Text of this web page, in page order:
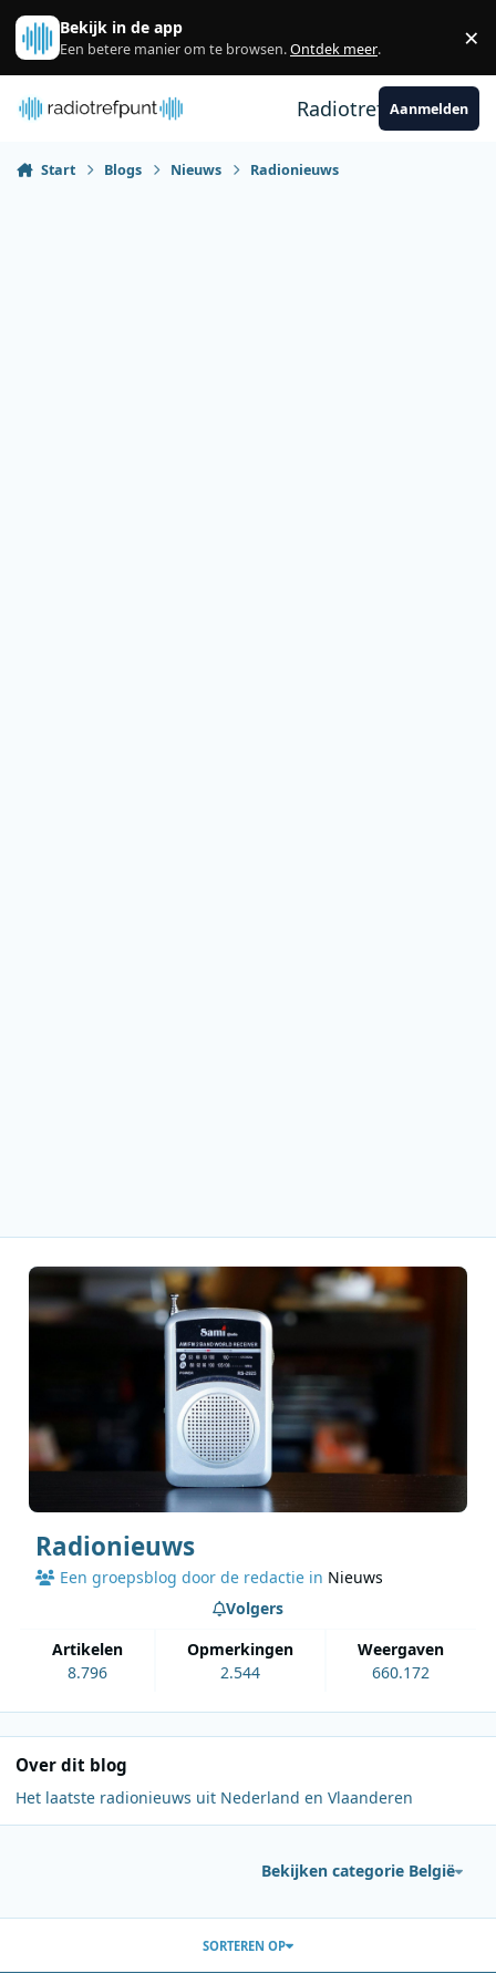
Spring naar bijdragen
Bekijk in de app
Een betere manier om te browsen.Ontdek meer. ×
RadiotrefpuntAanmelden
Start Blogs Nieuws Radionieuws
Radionieuws
Een groepsblog door de redactie in Nieuws
artikelen
8.796
opmerkingen
2.544
weergaven
660.172
Volgers
Over dit blog
Het laatste radionieuws uit Nederland en Vlaanderen
Bekijken categorie België
SORTEREN OP